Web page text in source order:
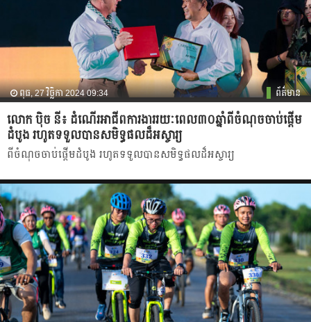
ពុធ, 27 វិច្ឆិកា 2024 09:34 ព័ត៌មាន
លោក ប៉ិច នី៖ ដំណើរអាជីពការងាររយៈពេល៣០ឆ្នាំពីចំណុចចាប់ផ្តើម
ដំបូង រហូតទទួលបានសមិទ្ធផលដ៏អស្ចារ្យ
ពីចំណុចចាប់ផ្តើមដំបូង រហូតទទួលបានសមិទ្ធផលដ៏អស្ចារ្យ